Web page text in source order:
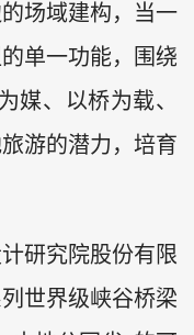
场域建构，当一
单一功能，围绕
媒、以桥为载、
游的潜力，培育
研究院股份有限
世界级峡谷桥梁